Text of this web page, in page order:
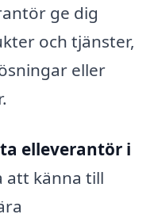
ge dig
och tjänster,
eller
elleverantör i
att känna till